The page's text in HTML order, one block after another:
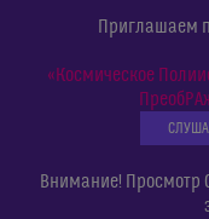
Приглашаем
«Космическое
Внимание! Просмотр